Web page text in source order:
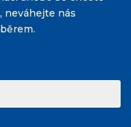
neváhejte nás